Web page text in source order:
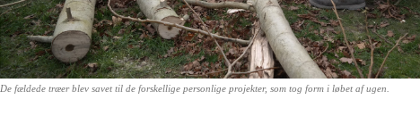
De fældede træer blev savet til de forskellige personlige projekter, som tog form i løbet af ugen.